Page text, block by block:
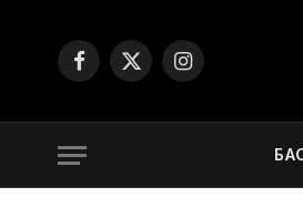
Facebook
X
Instagram